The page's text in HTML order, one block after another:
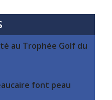
au Trophée Golf du
font peau